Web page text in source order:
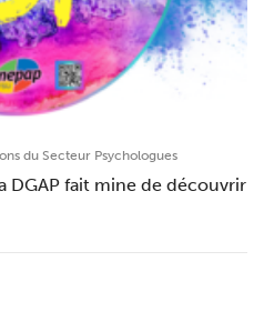
du Secteur Psychologues
DGAP fait mine de découvrir